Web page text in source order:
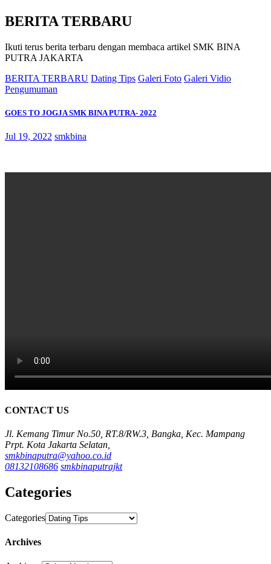
BERITA TERBARU
Ikuti terus berita terbaru dengan membaca artikel SMK BINA
PUTRA JAKARTA
BERITA TERBARU Dating Tips Galeri Foto Galeri Vidio
Pengumuman
GOES TO JOGJA SMK BINA PUTRA- 2022
Jul 19, 2022 smkbina
CONTACT US
Jl. Kemang Timur No.50, RT.8/RW.3, Bangka, Kec. Mampang
Prpt. Kota Jakarta Selatan,
smkbinaputra@yahoo.co.id
08132108686 smkbinaputrajkt
Categories
Categories
Archives